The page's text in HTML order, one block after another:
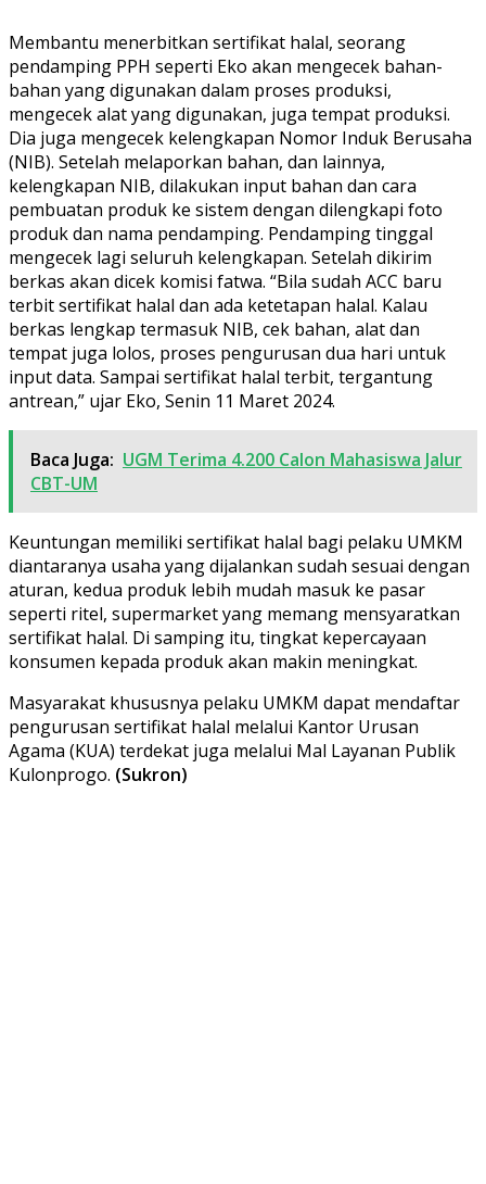
Membantu menerbitkan sertifikat halal, seorang
pendamping PPH seperti Eko akan mengecek bahan-
bahan yang digunakan dalam proses produksi,
mengecek alat yang digunakan, juga tempat produksi.
Dia juga mengecek kelengkapan Nomor Induk Berusaha
(NIB). Setelah melaporkan bahan, dan lainnya,
kelengkapan NIB, dilakukan input bahan dan cara
pembuatan produk ke sistem dengan dilengkapi foto
produk dan nama pendamping. Pendamping tinggal
mengecek lagi seluruh kelengkapan. Setelah dikirim
berkas akan dicek komisi fatwa. “Bila sudah ACC baru
terbit sertifikat halal dan ada ketetapan halal. Kalau
berkas lengkap termasuk NIB, cek bahan, alat dan
tempat juga lolos, proses pengurusan dua hari untuk
input data. Sampai sertifikat halal terbit, tergantung
antrean,” ujar Eko, Senin 11 Maret 2024.
Baca Juga: UGM Terima 4.200 Calon Mahasiswa Jalur
CBT-UM
Keuntungan memiliki sertifikat halal bagi pelaku UMKM
diantaranya usaha yang dijalankan sudah sesuai dengan
aturan, kedua produk lebih mudah masuk ke pasar
seperti ritel, supermarket yang memang mensyaratkan
sertifikat halal. Di samping itu, tingkat kepercayaan
konsumen kepada produk akan makin meningkat.
Masyarakat khususnya pelaku UMKM dapat mendaftar
pengurusan sertifikat halal melalui Kantor Urusan
Agama (KUA) terdekat juga melalui Mal Layanan Publik
Kulonprogo. (Sukron)